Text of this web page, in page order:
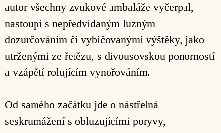
autor všechny zvukové ambaláže vyčerpal,
nastoupí s nepředvídaným luzným
dozurčováním či vybičovanými výštěky, jako
utrženými ze řetězu, s divousovskou ponorností
a vzápětí rolujícím vynořováním.
Od samého začátku jde o nástřelná
seskrumážení s obluzujícími poryvy,